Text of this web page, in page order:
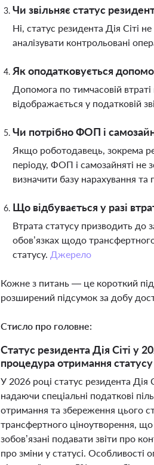
Чи звільняє статус
Ні, статус резидента Дія Сіті
аналізувати контрольовані
Як оподатковується
Допомога по тимчасовій
відображається у податковій
Чи потрібно ФОП і
Якщо роботодавець, зокрема
періоду, ФОП і самозайняті не
визначити базу нарахування
Що відбувається у разі
Втрата статусу призводить до
обов’язках щодо
статусу. Джерело
Кожне з питань — це короткий
розширений підсумок за добу
Стисло про головне:
Статус резидента Дія Сіті у
процедура отримання статусу
У 2026 році статус резидента Дія
надаючи спеціальні податкові
отримання та збереження цього
трансфертного ціноутворення,
зобов’язані подавати звіти про
про зміни у статусі. Особливості